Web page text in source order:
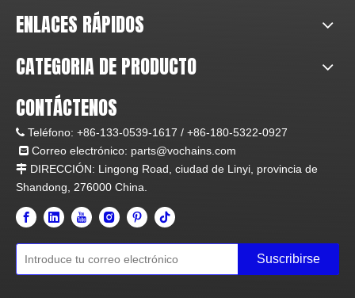
ENLACES RÁPIDOS
CATEGORIA DE PRODUCTO
CONTÁCTENOS
 Teléfono: +86-133-0539-1617 / +86-180-5322-0927
 Correo electrónico: parts@vochains.com
 DIRECCIÓN: Lingong Road, ciudad de Linyi, provincia de
Shandong, 276000 China.
Suscribirse